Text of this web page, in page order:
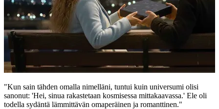
"Kun sain tähden omalla nimelläni, tuntui kuin universumi olisi
sanonut: 'Hei, sinua rakastetaan kosmisessa mittakaavassa.' Ele oli
todella sydäntä lämmittävän omaperäinen ja romanttinen."